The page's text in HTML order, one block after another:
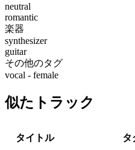
neutral
romantic
楽器
synthesizer
guitar
その他のタグ
vocal - female
似たトラック
タイトル タ